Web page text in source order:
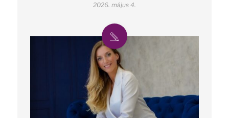
2026. május 4.